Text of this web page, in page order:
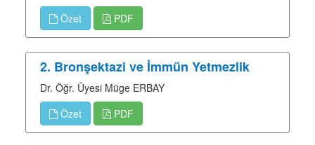
Özet
PDF
2. Bronşektazi ve İmmün Yetmezlik
Dr. Öğr. Üyesi Müge ERBAY
Özet
PDF